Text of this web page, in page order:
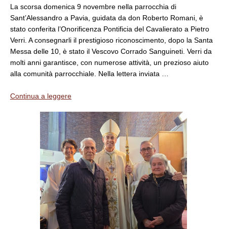
La scorsa domenica 9 novembre nella parrocchia di
Sant’Alessandro a Pavia, guidata da don Roberto Romani, è
stato conferita l’Onorificenza Pontificia del Cavalierato a Pietro
Verri. A consegnarli il prestigioso riconoscimento, dopo la Santa
Messa delle 10, è stato il Vescovo Corrado Sanguineti. Verri da
molti anni garantisce, con numerose attività, un prezioso aiuto
alla comunità parrocchiale. Nella lettera inviata …
Continua a leggere